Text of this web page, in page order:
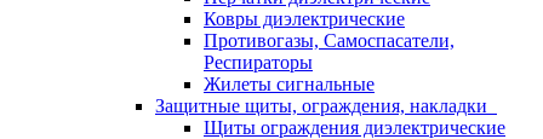
Ковры диэлектрические
Противогазы, Самоспасатели,
Респираторы
Жилеты сигнальные
Защитные щиты, ограждения, накладки
Щиты ограждения диэлектрические